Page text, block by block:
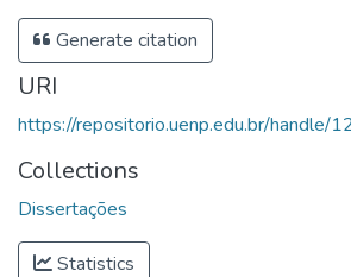
Generate citation
URI
https://repositorio.uenp.edu.br/
Collections
Dissertações
Statistics